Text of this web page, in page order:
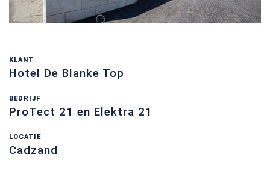
KLANT
Hotel De Blanke Top
BEDRIJF
ProTect 21 en Elektra 21
LOCATIE
Cadzand